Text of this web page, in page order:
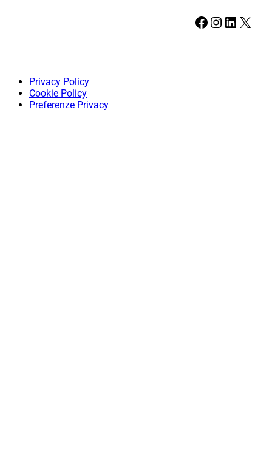
Facebook Instagram LinkedIn X
Privacy Policy
Cookie Policy
Preferenze Privacy